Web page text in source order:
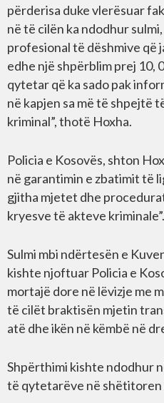
përderisa duke vlerësuar
në të cilën ka ndodhur
profesional të dëshmive që
edhe një shpërblim prej 10,
qytetar që ka sado pak
në kapjen sa më të shpejtë
kriminal”, thotë Hoxha.
Policia e Kosovës, shton
në garantimin e zbatimit të
gjitha mjetet dhe
kryesve të akteve kriminale”.
Sulmi mbi ndërtesën e
kishte njoftuar Policia e
mortajë dore në lëvizje me
të cilët braktisën mjetin
atë dhe ikën në këmbë në
Shpërthimi kishte ndodhur
të qytetarëve në